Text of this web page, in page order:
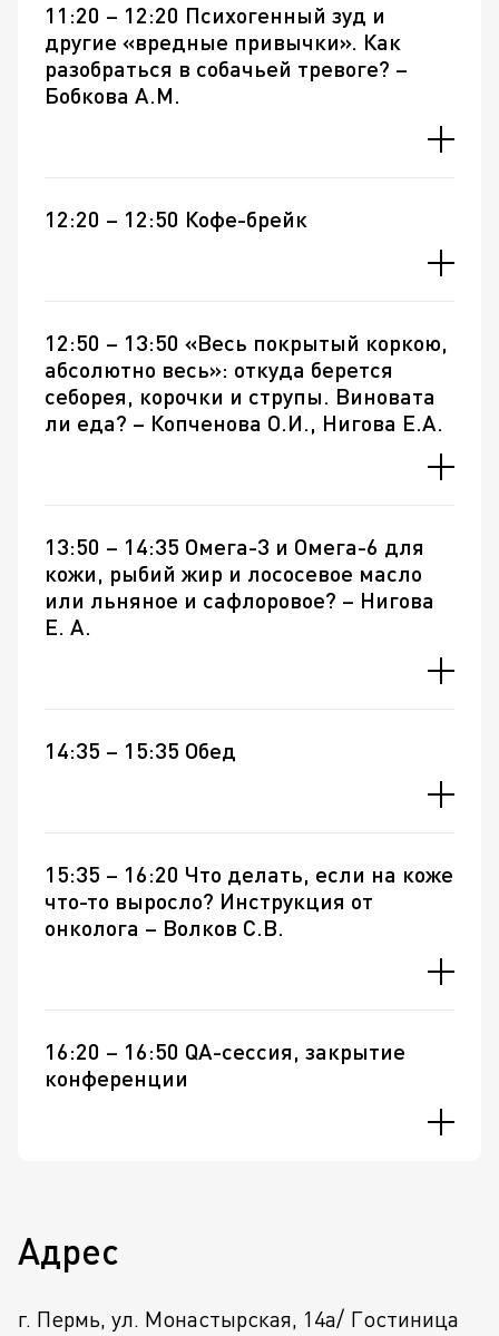
11:20 – 12:20 Психогенный зуд и
другие «вредные привычки». Как
разобраться в собачьей тревоге? –
Бобкова А.М.
12:20 – 12:50 Кофе-брейк
12:50 – 13:50 «Весь покрытый коркою,
абсолютно весь»: откуда берется
себорея, корочки и струпы. Виновата
ли еда? – Копченова О.И., Нигова Е.А.
13:50 – 14:35 Омега-3 и Омега-6 для
кожи, рыбий жир и лососевое масло
или льняное и сафлоровое? – Нигова
Е. А.
14:35 – 15:35 Обед
15:35 – 16:20 Что делать, если на коже
что-то выросло? Инструкция от
онколога – Волков С.В.
16:20 – 16:50 QA-сессия, закрытие
конференции
Адрес
г. Пермь, ул. Монастырская, 14а/ Гостиница